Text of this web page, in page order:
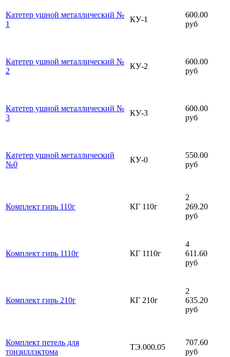
Катетер ушной металлический №
1
КУ-1
600.00
руб
Катетер ушной металлический №
2
КУ-2
600.00
руб
Катетер ушной металлический №
3
КУ-3
600.00
руб
Катетер ушной металлический
№0
КУ-0
550.00
руб
Комплект гирь 110г КГ 110г
2
269.20
руб
Комплект гирь 1110г КГ 1110г
4
611.60
руб
Комплект гирь 210г КГ 210г
2
635.20
руб
Комплект петель для
тонзиллэктома
ТЭ.000.05
707.60
руб